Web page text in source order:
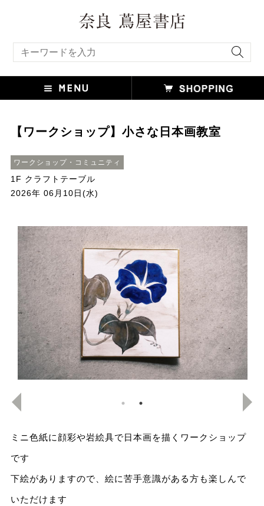
【ワークショップ】小さな日本画教室
ワークショップ・コミュニティ
1F クラフトテーブル
2026年 06月10日(水)
ミニ色紙に顔彩や岩絵具で日本画を描くワークショップ
です
下絵がありますので、絵に苦手意識がある方も楽しんで
いただけます